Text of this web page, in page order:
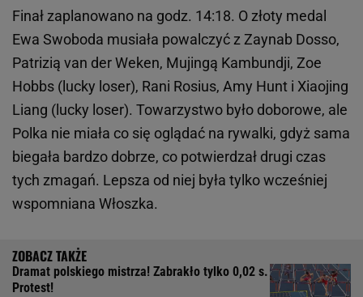
Finał zaplanowano na godz. 14:18. O złoty medal
Ewa Swoboda musiała powalczyć z Zaynab Dosso,
Patrizią van der Weken, Mujingą Kambundji, Zoe
Hobbs (lucky loser), Rani Rosius, Amy Hunt i Xiaojing
Liang (lucky loser). Towarzystwo było doborowe, ale
Polka nie miała co się oglądać na rywalki, gdyż sama
biegała bardzo dobrze, co potwierdzał drugi czas
tych zmagań. Lepsza od niej była tylko wcześniej
wspomniana Włoszka.
Dramat polskiego mistrza! Zabrakło tylko 0,02 s.
Protest!